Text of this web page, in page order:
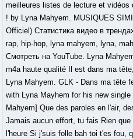
meilleures listes de lecture et
! by Lyna Mahyem. MUSIQUES
Officiel) Статистика видео в
rap, hip-hop, lyna mahyem, lyna,
Смотреть на YouTube. Lyna
m4a haute qualité Il est dans ma
Lyna Mahyem. GLK - Dans ma tête
with Lyna Mayhem for his new
Mahyem] Que des paroles en l'air,
Jamais aucun effort, tu fais Rien
l'heure Si j'suis folle bah toi t'es fou,